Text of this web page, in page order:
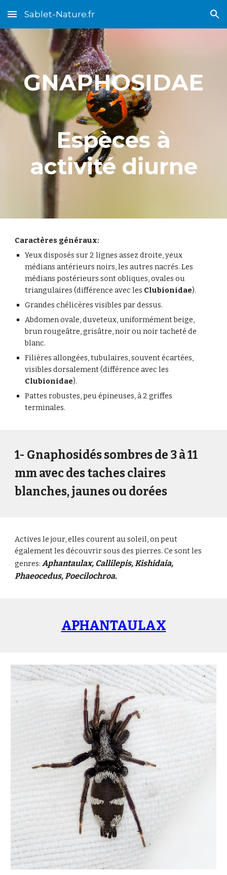
Skip to main content Skip to navigation
Sablet-Nature.fr
GNAPHOSIDAE
Espèces à
activité diurne
Caractères généraux:
Yeux disposés sur 2 lignes assez droite, yeux
médians antérieurs noirs, les autres nacrés. Les
médians postérieurs sont obliques, ovales ou
triangulaires (différence avec les Clubionidae).
Grandes chélicères visibles par dessus.
Abdomen ovale, duveteux, uniformément beige,
brun rougeâtre, grisâtre, noir ou noir tacheté de
blanc.
Filières allongées, tubulaires, souvent écartées,
visibles dorsalement (différence avec les
Clubionidae).
Pattes robustes, peu épineuses, à 2 griffes
terminales.
1- Gnaphosidés sombresde 3 à 11
mmavec des taches claires
blanches, jaunes ou dorées
Actives le jour, elles courent au soleil, on peut
également les découvrir sous des pierres. Ce sont les
genres:Aphantaulax, Callilepis, Kishidaia,
Phaeocedus, Poecilochroa.
APHANTAULAX